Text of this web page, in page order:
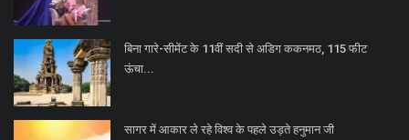
बिना गारे-सीमेंट के 11वीं सदी से अडिग ककनमठ, 115 फीट
ऊंचा...
सागर में आकार ले रहे विश्व के पहले उड़ते हनुमान जी